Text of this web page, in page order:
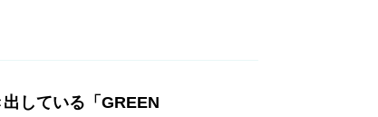
している「GREEN